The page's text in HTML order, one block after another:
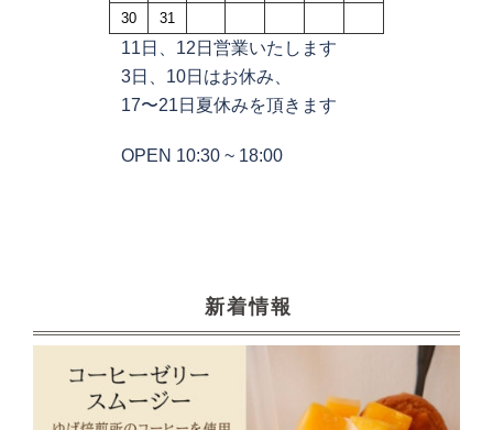
30
31
11日、12日営業いたします
3日、10日はお休み、
17〜21日夏休みを頂きます
OPEN 10:30 ~ 18:00
新着情報